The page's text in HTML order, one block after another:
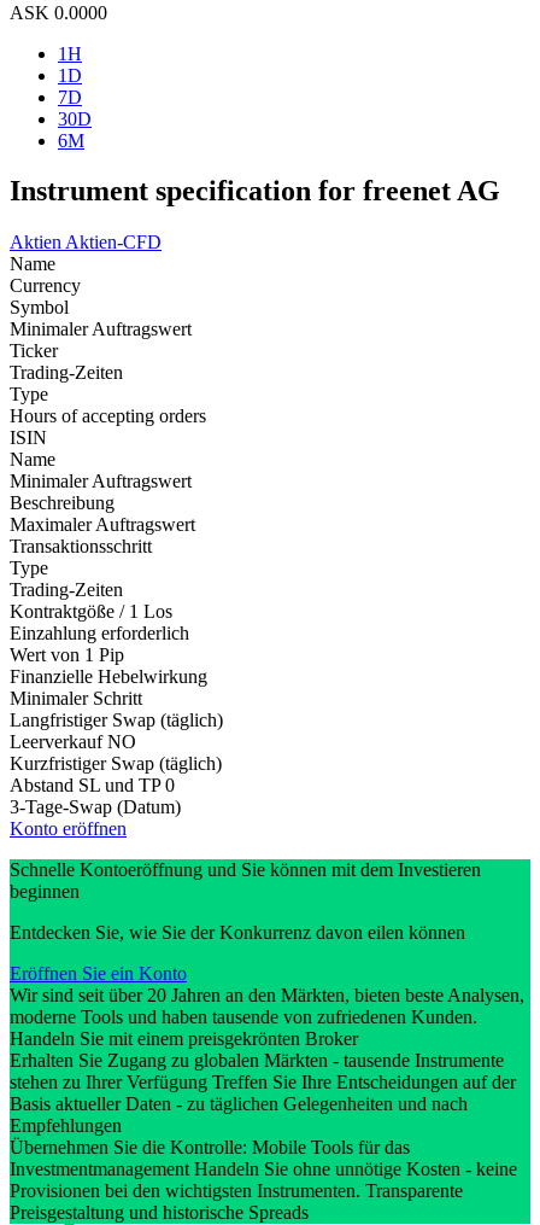
ASK 0.0000
1H
1D
7D
30D
6M
Instrument specification for freenet AG
Aktien Aktien-CFD
Name
Currency
Symbol
Minimaler Auftragswert
Ticker
Trading-Zeiten
Type
Hours of accepting orders
ISIN
Name
Minimaler Auftragswert
Beschreibung
Maximaler Auftragswert
Transaktionsschritt
Type
Trading-Zeiten
Kontraktgöße / 1 Los
Einzahlung erforderlich
Wert von 1 Pip
Finanzielle Hebelwirkung
Minimaler Schritt
Langfristiger Swap (täglich)
Leerverkauf NO
Kurzfristiger Swap (täglich)
Abstand SL und TP 0
3-Tage-Swap (Datum)
Konto eröffnen
Schnelle Kontoeröffnung und Sie können mit dem Investieren
beginnen
Entdecken Sie, wie Sie der Konkurrenz davon eilen können
Eröffnen Sie ein Konto
Wir sind seit über 20 Jahren an den Märkten, bieten beste Analysen,
moderne Tools und haben tausende von zufriedenen Kunden.
Handeln Sie mit einem preisgekrönten Broker
Erhalten Sie Zugang zu globalen Märkten - tausende Instrumente
stehen zu Ihrer Verfügung Treffen Sie Ihre Entscheidungen auf der
Basis aktueller Daten - zu täglichen Gelegenheiten und nach
Empfehlungen
Übernehmen Sie die Kontrolle: Mobile Tools für das
Investmentmanagement Handeln Sie ohne unnötige Kosten - keine
Provisionen bei den wichtigsten Instrumenten. Transparente
Preisgestaltung und historische Spreads